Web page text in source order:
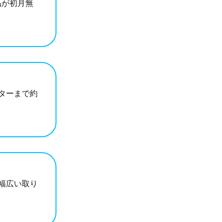
初月無
ーまで約
広い取り